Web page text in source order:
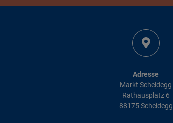
Adresse
Markt Scheidegg
Rathausplatz 6
88175 Scheidegg